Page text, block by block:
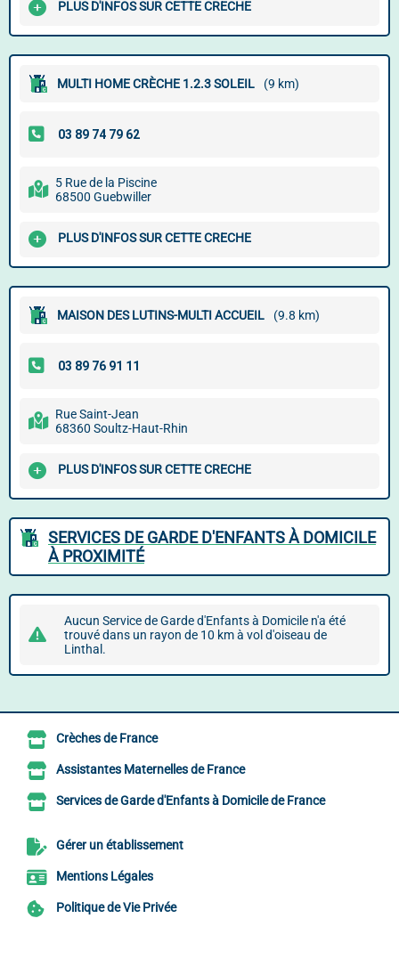
PLUS D'INFOS SUR CETTE CRECHE
MULTI HOME CRÈCHE 1.2.3 SOLEIL (9 km)
5 Rue de la Piscine
68500 Guebwiller
PLUS D'INFOS SUR CETTE CRECHE
MAISON DES LUTINS-MULTI ACCUEIL (9.8 km)
Rue Saint-Jean
68360 Soultz-Haut-Rhin
PLUS D'INFOS SUR CETTE CRECHE
SERVICES DE GARDE D'ENFANTS À DOMICILE
À PROXIMITÉ
Aucun Service de Garde d'Enfants à Domicile n'a été
trouvé dans un rayon de 10 km à vol d'oiseau de
Linthal.
Crèches de France
Assistantes Maternelles de France
Services de Garde d'Enfants à Domicile de France
Gérer un établissement
Mentions Légales
Politique de Vie Privée